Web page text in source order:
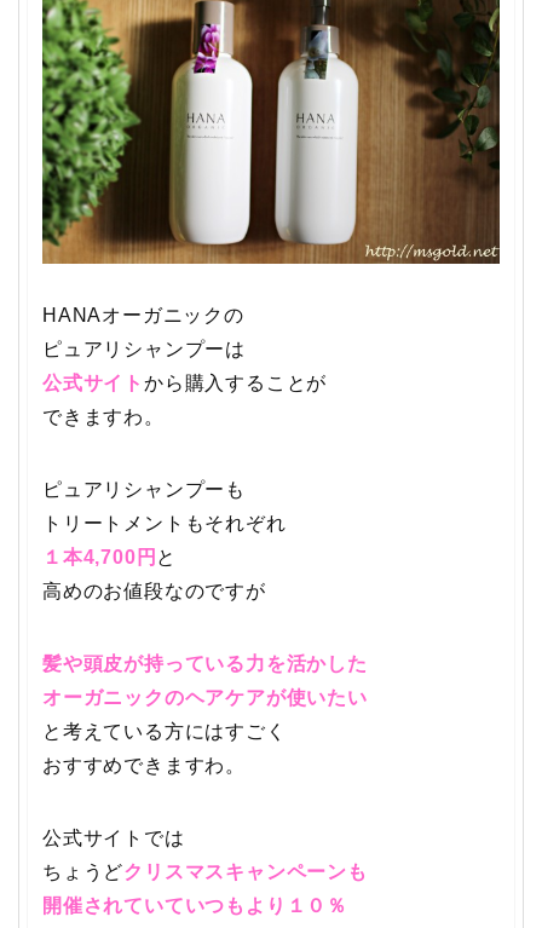
HANAオーガニックの
ピュアリシャンプーは
公式サイト から購入することが
できますわ。
ピュアリシャンプーも
トリートメントもそれぞれ
１本4,700円 と
高めのお値段なのですが
髪や頭皮が持っている力を活かした
オーガニックのヘアケアが使いたい
と考えている方にはすごく
おすすめできますわ。
公式サイトでは
ちょうどクリスマスキャンペーンも
開催されていていつもより１０％